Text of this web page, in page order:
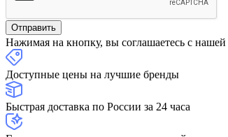
Нажимая на кнопку, вы соглашаетесь с нашей
Доступные цены на лучшие бренды
Быстрая доставка по России за 24 часа